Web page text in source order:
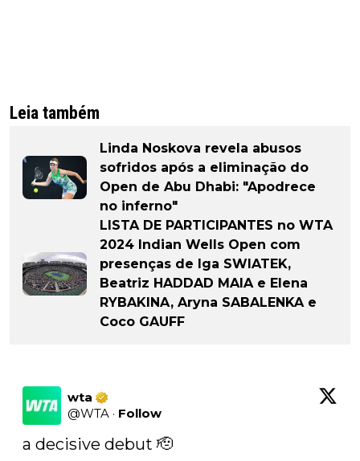
Leia também
Linda Noskova revela abusos
sofridos após a eliminação do
Open de Abu Dhabi: "Apodrece
no inferno"
LISTA DE PARTICIPANTES no WTA
2024 Indian Wells Open com
presenças de Iga SWIATEK,
Beatriz HADDAD MAIA e Elena
RYBAKINA, Aryna SABALENKA e
Coco GAUFF
wta
@WTA · Follow
a decisive debut 🫡